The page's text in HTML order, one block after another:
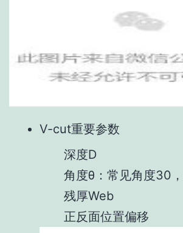
V-cut重要参数
深度D
角度θ：常见角度30
残厚Web
正反面位置偏移